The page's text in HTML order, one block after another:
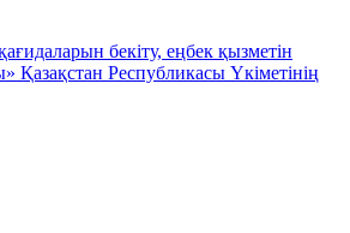
бекіту, еңбек қызметін
Қазақстан Республикасы Үкіметінің